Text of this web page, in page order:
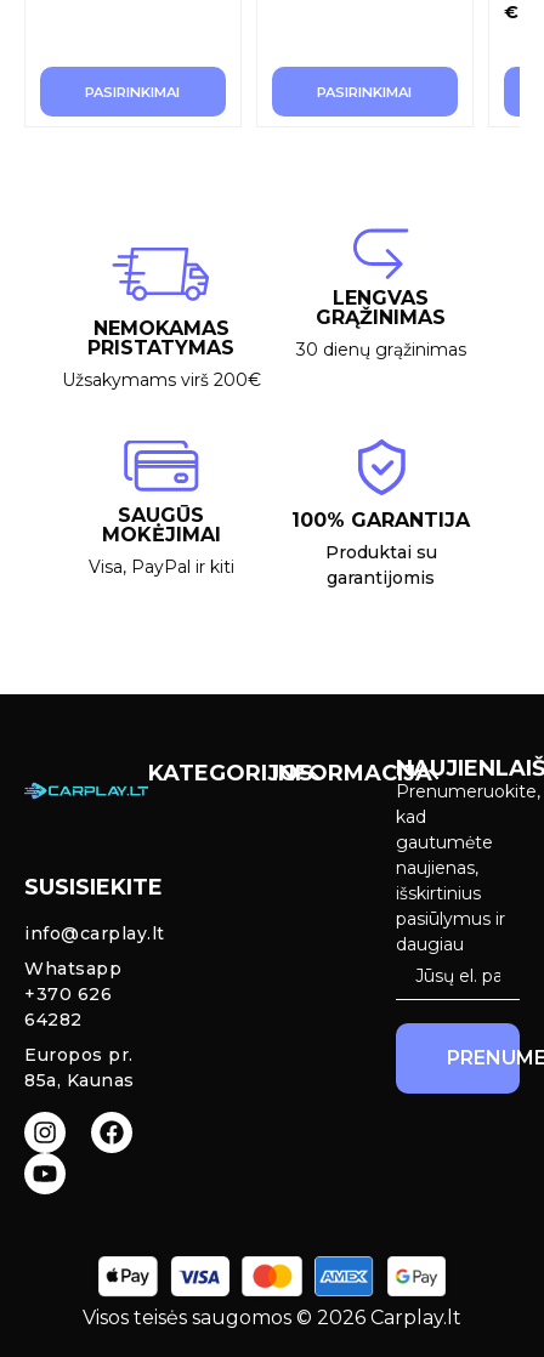
PASIRINKIMAI PASIRINKIMAI
€
NEMOKAMAS
PRISTATYMAS
Užsakymams virš 200€
LENGVAS
GRĄŽINIMAS
30 dienų grąžinimas
SAUGŪS
MOKĖJIMAI
Visa, PayPal ir kiti
100% GARANTIJA
Produktai su
garantijomis
SUSISIEKITE
info@carplay.lt
Whatsapp
+370 626
64282
Europos pr.
85a, Kaunas
KATEGORIJOS
galinio vaizdo
INFORMACIJA
Prenumeruokite,
kad
gautumėte
naujienas,
išskirtinius
pasiūlymus ir
daugiau
Visos teisės saugomos © 2026 Carplay.lt